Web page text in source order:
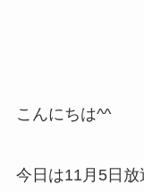
こんにちは^^
今日は11月5日